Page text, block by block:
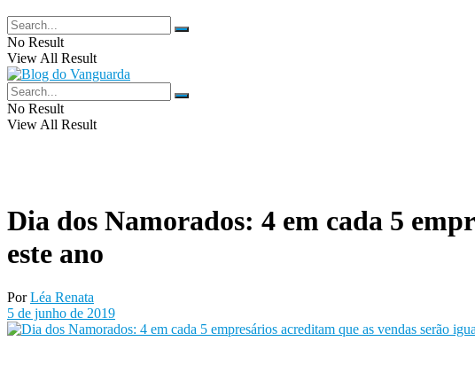
No Result
View All Result
No Result
View All Result
Dia dos Namorados: 4 em cada 5
este ano
Por Léa Renata
5 de junho de 2019